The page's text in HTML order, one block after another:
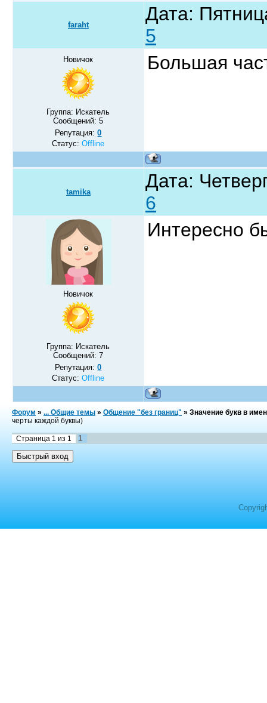
faraht
Дата:
5
Новичок
Группа: Искатель
Сообщений:5
Репутация:0
Статус:Offline
Большая
tamika
Дата:
6
Новичок
Группа: Искатель
Сообщений:7
Репутация:0
Статус:Offline
Интересно
Форум » ... Общие темы » Общение "без границ" » Значение букв в
черты каждой буквы)
Страница 1 из 1 1